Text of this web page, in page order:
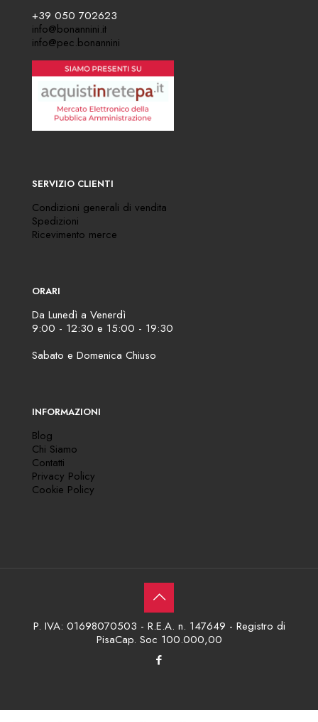
+39 050 702623
info@bonannini.it
info@pec.bonannini
SERVIZIO CLIENTI
Condizioni generali di vendita
Spedizioni
Ricevimento merce
ORARI
Da Lunedì a Venerdì
9:00 - 12:30 e 15:00 - 19:30
Sabato e Domenica Chiuso
INFORMAZIONI
Blog
Chi Siamo
Contatti
Privacy Policy
Cookie Policy
P. IVA: 01698070503 - R.E.A. n. 147649 - Registro di
PisaCap. Soc 100.000,00